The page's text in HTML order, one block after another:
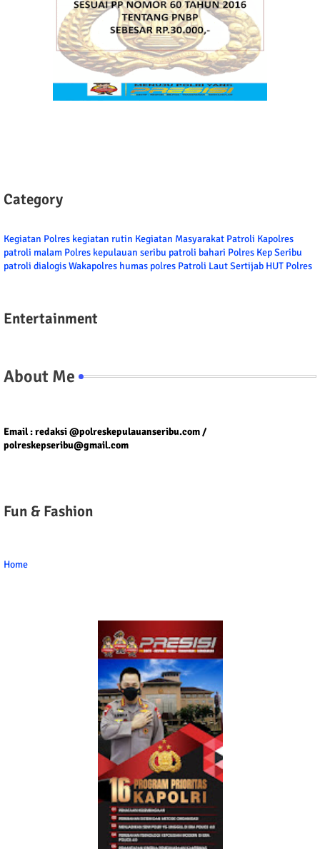
Category
Kegiatan Polres kegiatan rutin Kegiatan Masyarakat Patroli Kapolres
patroli malam Polres kepulauan seribu patroli bahari Polres Kep Seribu
patroli dialogisWakapolres humas polres Patroli LautSertijab HUT Polres
Entertainment
About Me
Email : redaksi @polreskepulauanseribu.com /
polreskepseribu@gmail.com
Fun & Fashion
Home